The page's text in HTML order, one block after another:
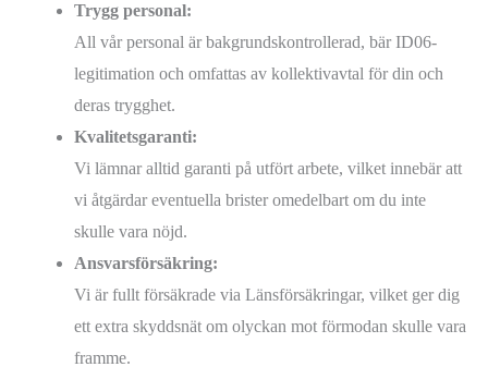
Trygg personal:
All vår personal är bakgrundskontrollerad, bär ID06-
legitimation och omfattas av kollektivavtal för din och
deras trygghet.
Kvalitetsgaranti:
Vi lämnar alltid garanti på utfört arbete, vilket innebär att
vi åtgärdar eventuella brister omedelbart om du inte
skulle vara nöjd.
Ansvarsförsäkring:
Vi är fullt försäkrade via Länsförsäkringar, vilket ger dig
ett extra skyddsnät om olyckan mot förmodan skulle vara
framme.